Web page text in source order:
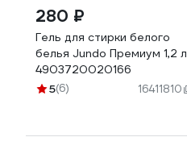
280 ₽
Гель для стирки белого
белья Jundo Премиум 1,2 л
4903720020166
5(6) 16411810